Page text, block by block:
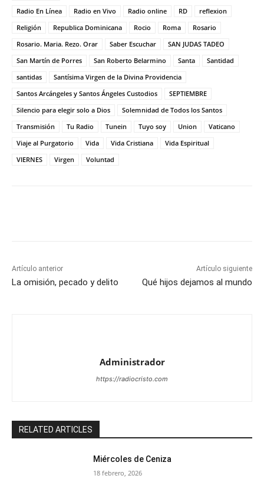
Radio En Línea
Radio en Vivo Radio online RD
reflexion
Religión
Republica Dominicana Rocio Roma
Rosario
Rosario. Maria. Rezo. Orar
Saber Escuchar
SAN JUDAS TADEO
San Martín de Porres
San Roberto Belarmino Santa
Santidad
santidas
Santísima Virgen de la Divina Providencia
Santos Arcángeles y Santos Ángeles Custodios
SEPTIEMBRE
Silencio para elegir solo a Dios
Solemnidad de Todos los Santos
Transmisión
Tu Radio Tunein Tuyo soy Union
Vaticano
Viaje al Purgatorio
Vida Vida Cristiana
Vida Espiritual
VIERNES
Virgen Voluntad
Artículo anterior
La omisión, pecado y delito
Artículo siguiente
Qué hijos dejamos al mundo
Administrador
https://radiocristo.com
RELATED ARTICLES
Miércoles de Ceniza
18 febrero, 2026